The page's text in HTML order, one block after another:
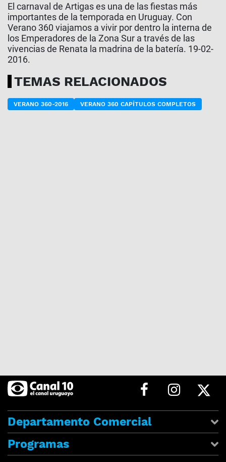
El carnaval de Artigas es una de las fiestas más
importantes de la temporada en Uruguay. Con
Verano 360 viajamos a vivir por dentro la interna de
los Emperadores de la Zona Sur a través de las
vivencias de Renata la madrina de la batería. 19-02-
2016.
TEMAS RELACIONADOS
VERANO 360-2016 VERANO 360 CAPÍTULOS COMPLETOS
Departamento Comercial
Programas